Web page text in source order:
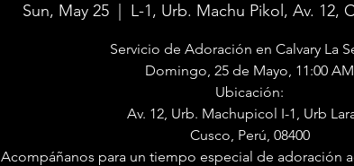
Sun, May 25 L-1, Urb. Machu Pikol, Av. 12,
Servicio de Adoración en Calvary La
Domingo, 25 de Mayo, 11:00 AM
Ubicación:
Av. 12, Urb. Machupicol I-1, Urb
Cusco, Perú, 08400
Acompáñanos para un tiempo especial de adoración